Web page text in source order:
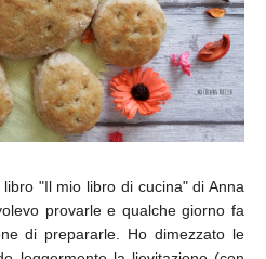
"Il mio libro di cucina" di Anna
provarle e qualche giorno fa
di prepararle. Ho dimezzato le